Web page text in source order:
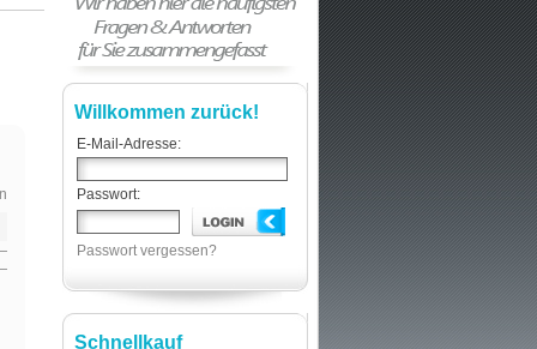
Willkommen zurück!
E-Mail-Adresse:
Passwort:
Passwort vergessen?
Schnellkauf